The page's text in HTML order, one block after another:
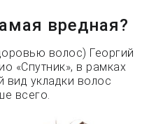
вредная?
волос) Георгий
«Спутник», в рамках
вид укладки волос
всего.